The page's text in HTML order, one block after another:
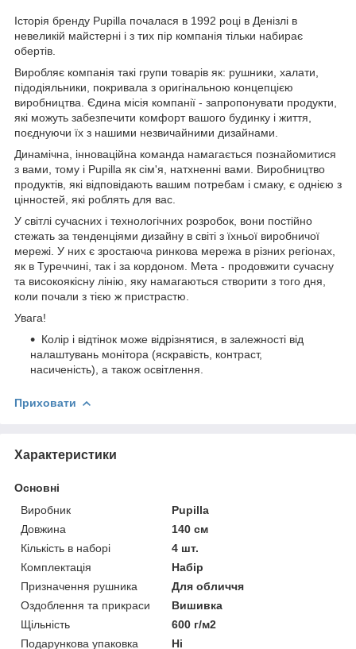
Історія бренду Pupilla почалася в 1992 році в Денізлі в
невеликій майстерні і з тих пір компанія тільки набирає
обертів.
Виробляє компанія такі групи товарів як: рушники, халати,
підодіяльники, покривала з оригінальною концепцією
виробництва. Єдина місія компанії - запропонувати продукти,
які можуть забезпечити комфорт вашого будинку і життя,
поєднуючи їх з нашими незвичайними дизайнами.
Динамічна, інноваційна команда намагається познайомитися
з вами, тому і Pupilla як сім'я, натхненні вами. Виробництво
продуктів, які відповідають вашим потребам і смаку, є однією з
цінностей, які роблять для вас.
У світлі сучасних і технологічних розробок, вони постійно
стежать за тенденціями дизайну в світі з їхньої виробничої
мережі. У них є зростаюча ринкова мережа в різних регіонах,
як в Туреччині, так і за кордоном. Мета - продовжити сучасну
та високоякісну лінію, яку намагаються створити з того дня,
коли почали з тією ж пристрастю.
Увага!
Колір і відтінок може відрізнятися, в залежності від
налаштувань монітора (яскравість, контраст,
насиченість), а також освітлення.
Приховати
Характеристики
Основні
Виробник
Pupilla
Довжина
140 см
Кількість в наборі
4 шт.
Комплектація
Набір
Призначення рушника
Для обличчя
Оздоблення та прикраси
Вишивка
Щільність
600 г/м2
Подарункова упаковка
Ні